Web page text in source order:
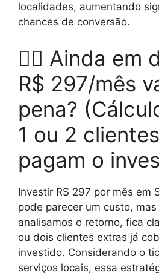
localidades, aumentando
chances de conversão.
🤷‍♂️ Ainda em
R$ 297/mês
pena?
1 ou 2
pagam o
Investir R$ 297 por mês em
pode parecer um custo,
analisamos o retorno, fica
ou dois clientes extras já
investido. Considerando o
serviços locais, essa